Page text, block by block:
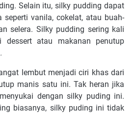
Selain itu, silky pudding dapat
seperti vanila, cokelat, atau buah-
selera. Silky pudding sering kali
dessert atau makanan penutup
lembut menjadi ciri khas dari
manis satu ini. Tak heran jika
dengan silky puding ini.
biasanya, silky puding ini tidak